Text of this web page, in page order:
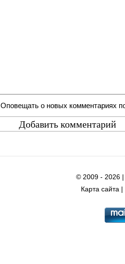
Оповещать о новых комментариях
© 2009 - 2026
Карта сайта